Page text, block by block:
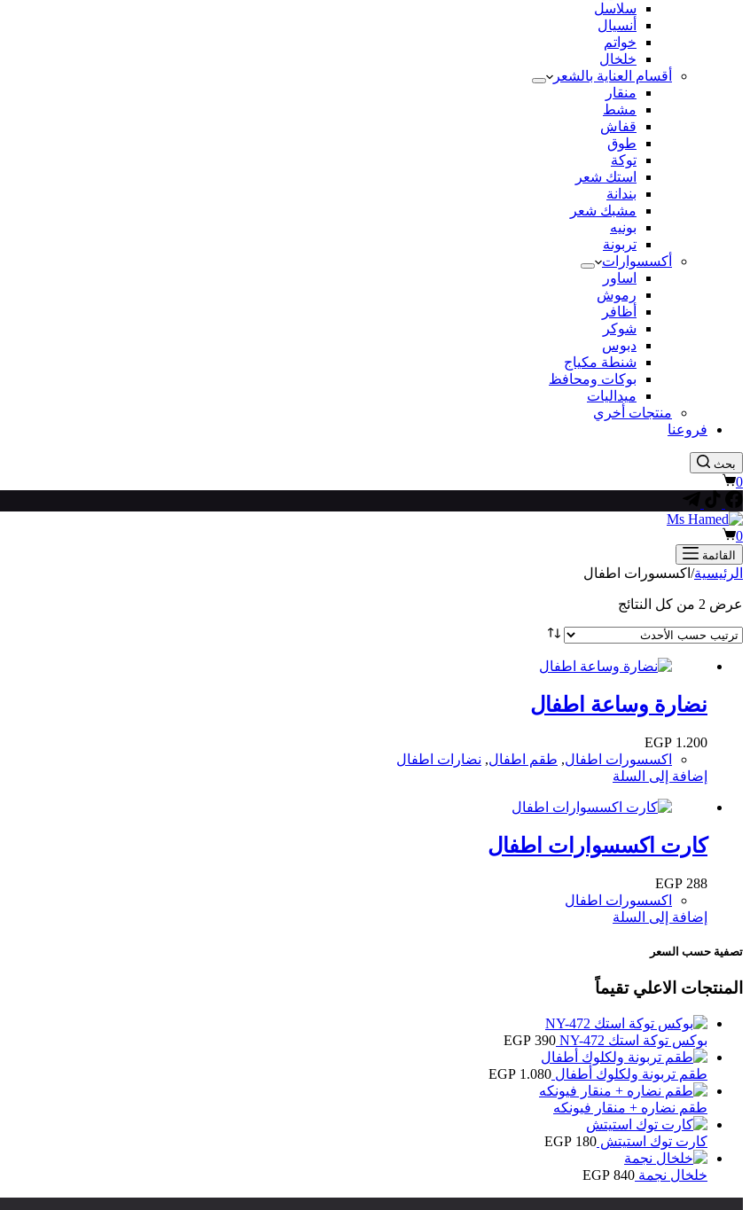
سلاسل
أنسيال
خواتم
خلخال
أقسام العناية بالشعر
منقار
مشط
قفاش
طوق
توكة
استك شعر
بندانة
مشبك شعر
بونيه
تربونة
أكسسوارات
اساور
رموش
أظافر
شوكر
دبوس
شنطة مكياج
بوكات ومحافظ
ميداليات
منتجات أخري
فروعنا
بحث
عربة
0
عربة
التسوق
0
القائمة
الرئيسية/ اكسسورات اطفال
عرض ⁦2⁩ من كل النتائج
نضارة وساعة اطفال
EGP 1.200
اكسسورات اطفال, طقم اطفال, نضارات اطفال
إضافة إلى السلة
كارت اكسسوارات اطفال
EGP 288
اكسسورات اطفال
إضافة إلى السلة
تصفية حسب السعر
المنتجات الاعلي تقيماً
بوكس توكة استك NY-472 EGP 390
طقم تربونة ولكلوك أطفال EGP 1.080
طقم نضاره + منقار فيونكه
كارت توك استيتش EGP 180
خلخال نجمة EGP 840